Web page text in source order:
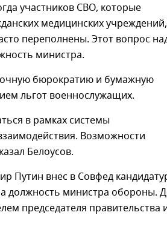
участников СВО, которые
медицинских учреждений,
переполнены. Этот вопрос
министра.
бюрократию и бумажную
льгот военнослужащих.
в рамках системы
Возможности
Белоусов.
Путин внес в Совфед
должность министра обороны.
председателя правительства